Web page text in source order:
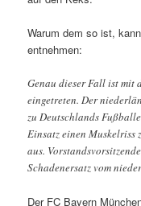
Warum dem so ist,
entnehmen:
Genau dieser Fall ist mit
eingetreten. Der
zu Deutschlands
Einsatz einen Muskelriss
aus.
Schadenersatz vom
Der FC Bayern